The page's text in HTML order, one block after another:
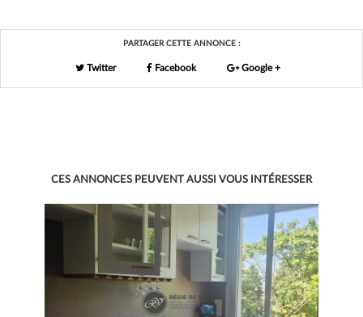
PARTAGER CETTE ANNONCE :
Twitter Facebook Google +
CES ANNONCES PEUVENT AUSSI VOUS INTÉRESSER